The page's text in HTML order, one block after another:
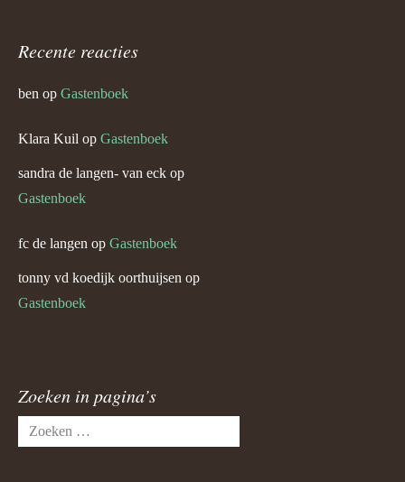
Recente reacties
ben op Gastenboek
Klara Kuil op Gastenboek
sandra de langen- van eck op
Gastenboek
fc de langen op Gastenboek
tonny vd koedijk oorthuijsen op
Gastenboek
Zoeken in pagina’s
Zoeken
naar: